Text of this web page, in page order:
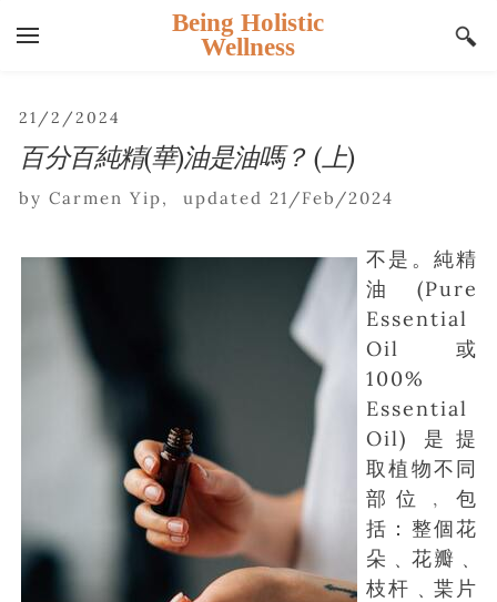
Being Holistic
Wellness
主頁
整全健康療法
整全健康療法 Holistic Wellness
整全療法問與答 Holistic Wellness
Therapy Q&A
運動療法
瑜伽 Yoga
芳療瑜伽 Aroma Yoga
孕婦瑜伽 Prenatal Yoga
瑜伽伸展及普拉提 問與答 Q&A
報名手續及使用條款須知 Enrollment
Information
香薰療法 Aromatherapy
整全香薰治療諮詢 Holistic
Aromatherapy Consultation
芳療護膚品私人配製 (Aromatherapy
Skincare Products Private Formulation)
均衡飲食法
均衡飲食法 Balanced Diet Approach
1 對 1 營養諮詢 Nutrition Consultation
催眠療法
網站免責權聲明
21/2/2024
百分百純精(華)油是油嗎？ (上)
by Carmen Yip, updated 21/Feb/2024
不是。純精
油
(Pure
Essential
Oil 或
100%
Essential
Oil)
是提
取植物不同
部位﹐包
括：整個花
朵﹑花瓣﹑
枝杆﹑枼片